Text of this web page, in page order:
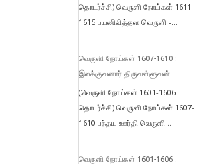
தொடர்ச்சி) வெருளி நோய்கள் 1611-
1615 பயனிலித்தள வெருளி -...
வெருளி நோய்கள் 1607-1610 :
இலக்குவனார் திருவள்ளுவன்
(வெருளி நோய்கள் 1601-1606
தொடர்ச்சி) வெருளி நோய்கள் 1607-
1610 பந்தய ஊர்தி வெருளி...
வெருளி நோய்கள் 1601-1606 :